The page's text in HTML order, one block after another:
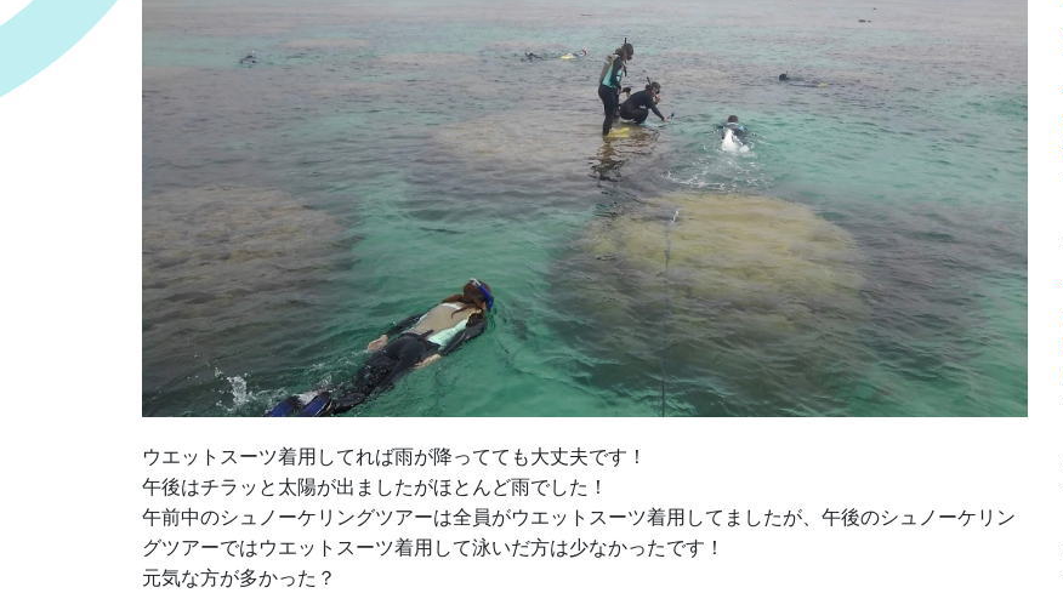
ウエットスーツ着用してれば雨が降ってても大丈夫です！
午後はチラッと太陽が出ましたがほとんど雨でした！
午前中のシュノーケリングツアーは全員がウエットスーツ着用してましたが、午後のシュノーケリン
グツアーではウエットスーツ着用して泳いだ方は少なかったです！
元気な方が多かった？